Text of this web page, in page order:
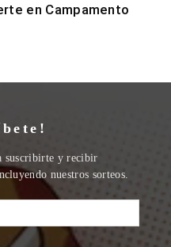
en Campamento
suscribirte y recibir
nuestros sorteos.